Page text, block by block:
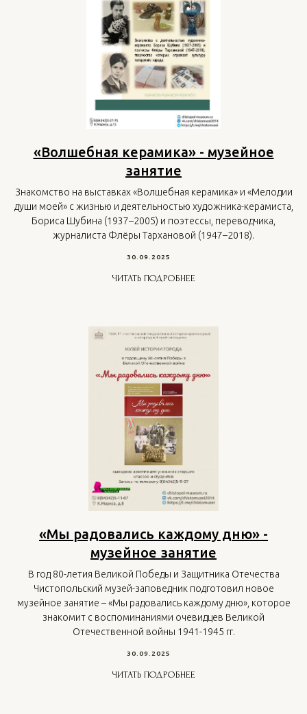
«Волшебная керамика» - музейное
занятие
Знакомство на выставках «Волшебная керамика» и «Мелодии
души моей» с жизнью и деятельностью художника-керамиста,
Бориса Шубина (1937–2005) и поэтессы, переводчика,
журналиста Флёры Тархановой (1947–2018).
30.09.2025
ЧИТАТЬ ПОДРОБНЕЕ
«Мы радовались каждому дню» -
музейное занятие
В год 80-летия Великой Победы и Защитника Отечества
Чистопольский музей-заповедник подготовил новое
музейное занятие – «Мы радовались каждому дню», которое
знакомит с воспоминаниями очевидцев Великой
Отечественной войны 1941-1945 гг.
30.09.2025
ЧИТАТЬ ПОДРОБНЕЕ